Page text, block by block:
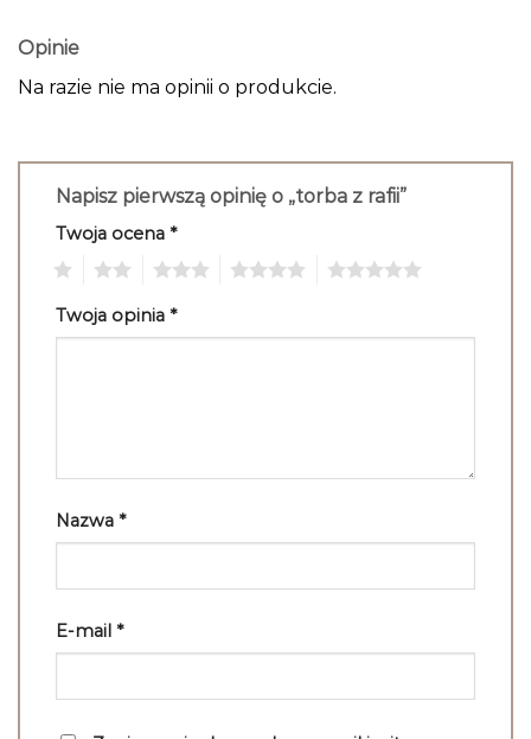
Opinie
Na razie nie ma opinii o produkcie.
Napisz pierwszą opinię o „torba z rafii”
Twoja ocena *
Twoja opinia *
Nazwa *
E-mail *